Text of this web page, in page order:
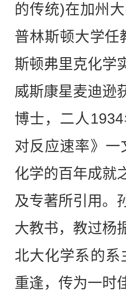
的传统)在加州
普林斯顿大学任
斯顿弗里克化学
威斯康星麦迪逊
博士，二人
对反应速率》
化学的百年成就
及专著所引用。
大教书，教过杨
北大化学系的
重逢，传为一时